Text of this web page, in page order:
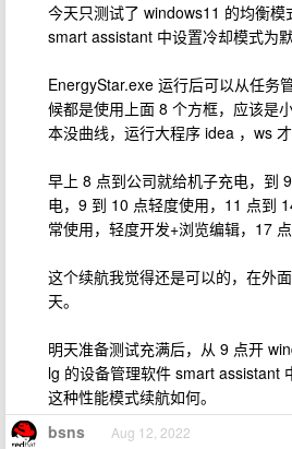
今天只测试了 windows11 的均衡
smart assistant 中设置冷却模式为默
EnergyStar.exe 运行后可以从任务
候都是使用上面 8 个方框，应该是
本没曲线，运行大程序 idea ，ws 才
早上 8 点到公司就给机子充电，到
电，9 到 10 点轻度使用，11 点到
常使用，轻度开发+浏览编辑，17 点
这个续航我觉得还是可以的，在外
天。
明天准备测试充满后，从 9 点开
lg 的设备管理软件 smart assistant
这种性能模式续航如何。
bsns Aug 12, 2022